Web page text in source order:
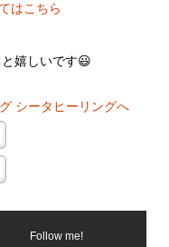
はこちら
嬉しいです😃
Follow me!